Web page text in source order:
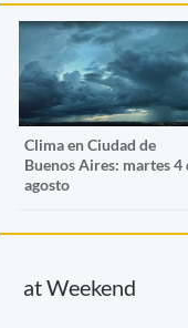
Clima en Ciudad de
Buenos Aires: martes 4
agosto
at Weekend